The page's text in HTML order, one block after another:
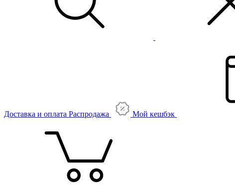
Доставка и оплата Распродажа Мой кешбэк